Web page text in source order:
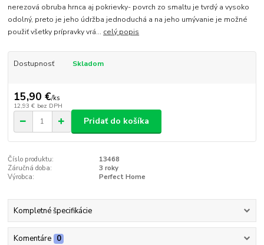
nerezová obruba hrnca aj pokrievky- povrch zo smaltu je tvrdý a vysoko
odolný, preto je jeho údržba jednoduchá a na jeho umývanie je možné
použiť všetky prípravky vrá... celý popis
Dostupnosť Skladom
15,90 €/ks
12,93 € bez DPH
Pridať do košíka
Číslo produktu:
13468
Záručná doba:
3 roky
Výrobca:
Perfect Home
Kompletné špecifikácie
Komentáre 0